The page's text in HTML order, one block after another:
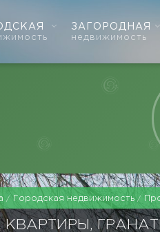
ЗАГОРОДНАЯ
недвижимость
Городская недвижимость